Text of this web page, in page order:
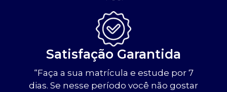
Satisfação Garantida
“Faça a sua matrícula e estude por 7
dias. Se nesse período você não gostar